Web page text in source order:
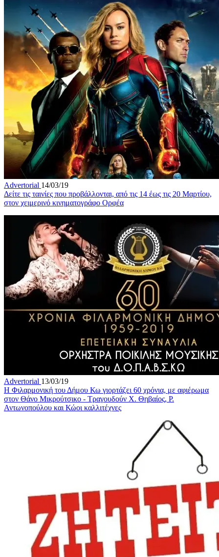
Advertorial 14/03/19
Δείτε τις ταινίες που προβάλλονται, από τις 14 έως τις 20 Μαρτίου,
στον χειμερινό κινηματογράφο Ορφέα
Advertorial 13/03/19
Η Φιλαρμονική του Δήμου Κω γιορτάζει 60 χρόνια, με αφιέρωμα
στον Θάνο Μικρούτσικο - Τραγουδούν Χ. Θηβαίος, Ρ.
Αντωνοπούλου και Κώοι καλλιτέχνες